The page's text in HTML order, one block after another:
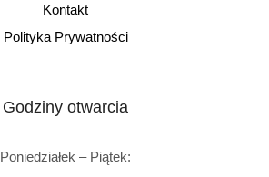
Kontakt
Polityka Prywatności
Godziny otwarcia
Poniedziałek – Piątek: